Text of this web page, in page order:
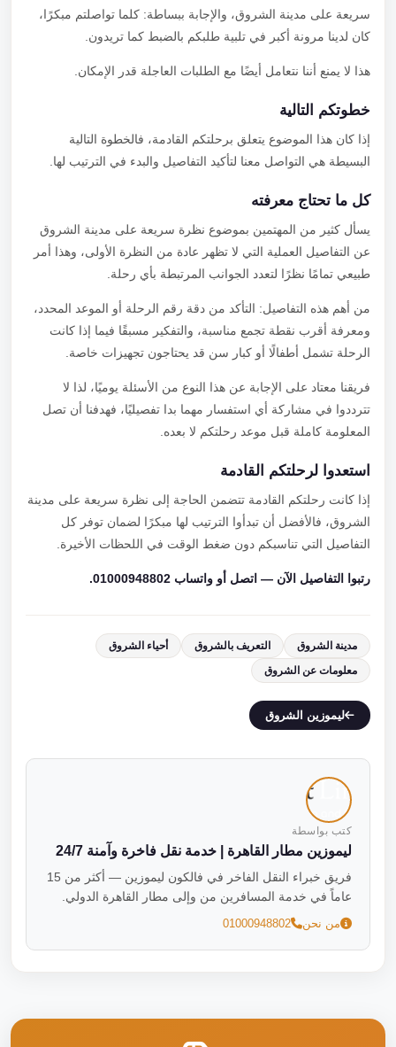
سريعة على مدينة الشروق، والإجابة ببساطة: كلما تواصلتم مبكرًا،
كان لدينا مرونة أكبر في تلبية طلبكم بالضبط كما تريدون.
هذا لا يمنع أننا نتعامل أيضًا مع الطلبات العاجلة قدر الإمكان.
خطوتكم التالية
إذا كان هذا الموضوع يتعلق برحلتكم القادمة، فالخطوة التالية
البسيطة هي التواصل معنا لتأكيد التفاصيل والبدء في الترتيب لها.
كل ما تحتاج معرفته
يسأل كثير من المهتمين بموضوع نظرة سريعة على مدينة الشروق
عن التفاصيل العملية التي لا تظهر عادة من النظرة الأولى، وهذا أمر
طبيعي تمامًا نظرًا لتعدد الجوانب المرتبطة بأي رحلة.
من أهم هذه التفاصيل: التأكد من دقة رقم الرحلة أو الموعد المحدد،
ومعرفة أقرب نقطة تجمع مناسبة، والتفكير مسبقًا فيما إذا كانت
الرحلة تشمل أطفالًا أو كبار سن قد يحتاجون تجهيزات خاصة.
فريقنا معتاد على الإجابة عن هذا النوع من الأسئلة يوميًا، لذا لا
تترددوا في مشاركة أي استفسار مهما بدا تفصيليًا، فهدفنا أن تصل
المعلومة كاملة قبل موعد رحلتكم لا بعده.
استعدوا لرحلتكم القادمة
إذا كانت رحلتكم القادمة تتضمن الحاجة إلى نظرة سريعة على مدينة
الشروق، فالأفضل أن تبدأوا الترتيب لها مبكرًا لضمان توفر كل
التفاصيل التي تناسبكم دون ضغط الوقت في اللحظات الأخيرة.
رتبوا التفاصيل الآن — اتصل أو واتساب 01000948802.
مدينة الشروق التعريف بالشروق
أحياء الشروق
معلومات عن الشروق
ليموزين الشروق
كتب بواسطة
ليموزين مطار القاهرة | خدمة نقل فاخرة وآمنة 24/7
فريق خبراء النقل الفاخر في فالكون ليموزين — أكثر من 15
عاماً في خدمة المسافرين من وإلى مطار القاهرة الدولي.
من نحن 01000948802